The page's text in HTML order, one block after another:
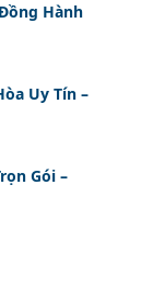
Hành
Uy Tín –
Gói –